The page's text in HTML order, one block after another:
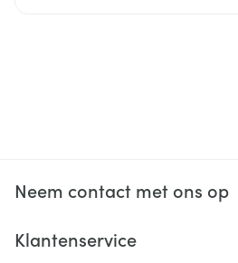
Neem contact met ons op
Klantenservice